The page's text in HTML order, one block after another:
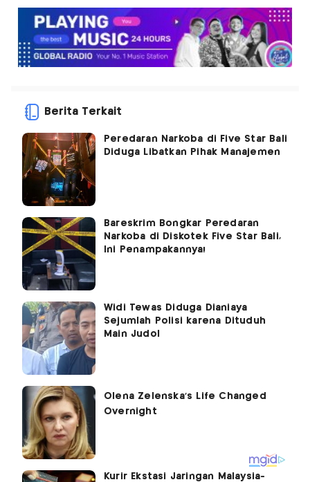
Berita Terkait
Peredaran Narkoba di Five Star Bali
Diduga Libatkan Pihak Manajemen
Bareskrim Bongkar Peredaran
Narkoba di Diskotek Five Star Bali,
Ini Penampakannya!
Widi Tewas Diduga Dianiaya
Sejumlah Polisi karena Dituduh
Main Judol
Kurir Ekstasi Jaringan Malaysia-